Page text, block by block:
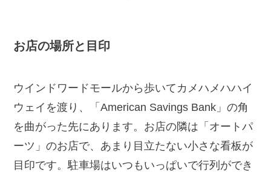
お店の場所と目印
ウインドワードモールから歩いてカメハメハハイ
ウェイを渡り、「American Savings Bank」の角
を曲がった先にあります。お店の隣は「オートパ
ーツ」のお店で、あまり目立たない小さな看板が
目印です。駐車場はいつもいっぱいで行列ができ